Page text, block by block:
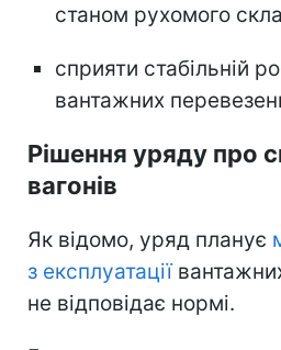
станом рухомого
сприяти стабільній
вантажних
Рішення уряду про
вагонів
Як відомо, уряд планує
з експлуатації
не відповідає нормі.